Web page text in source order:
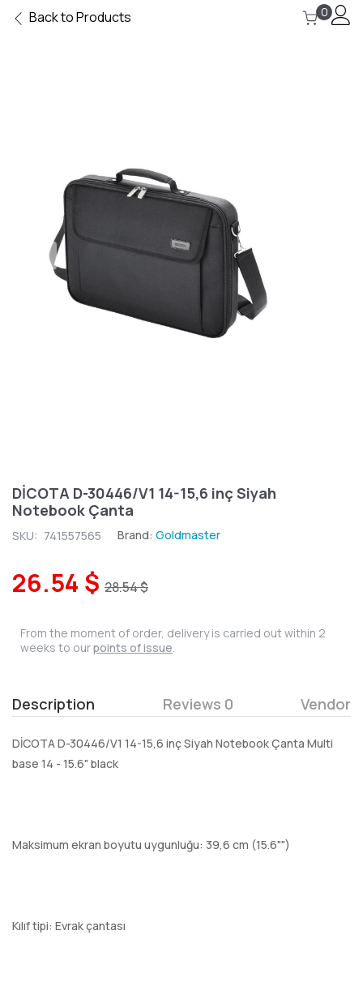
Back to Products 0
DİCOTA D-30446/V1 14-15,6 inç Siyah
Notebook Çanta
SKU: 741557565 Brand: Goldmaster
26.54 $ 28.54 $
From the moment of order, delivery is carried out within 2
weeks to ourpoints of issue.
Description Reviews 0 Vendor
DİCOTA D-30446/V1 14-15,6 inç Siyah Notebook Çanta Multi
base 14 - 15.6" black
Maksimum ekran boyutu uygunluğu: 39,6 cm (15.6"")
Kılıf tipi: Evrak çantası